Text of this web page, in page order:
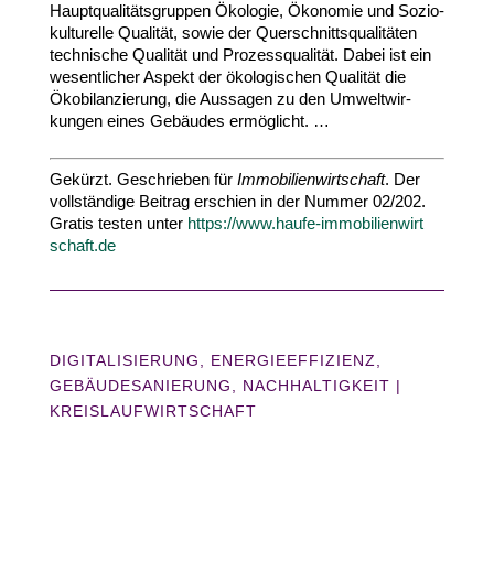
Haupt­qua­li­täts­gruppen Ökologie, Ökonomie und Sozio­
kul­tu­relle Qualität, sowie der Quer­schnitts­qua­li­täten
tech­nische Qualität und Prozess­qua­lität. Dabei ist ein
wesent­licher Aspekt der ökolo­gi­schen Qualität die
Ökobi­lan­zierung, die Aussagen zu den Umwelt­wir­
kungen eines Gebäudes ermöglicht. …
Gekürzt. Geschrieben für Immo­bi­li­en­wirt­schaft. Der
voll­ständige Beitrag erschien in der Nummer 02/​202.
Gratis testen unter https://​www​.haufe​-immo​bi​li​en​wirt​
schaft​.de
DIGITALISIERUNG ENERGIEEFFIZIENZ
GEBÄUDESANIERUNG
NACHHALTIGKEIT |
KREISLAUFWIRTSCHAFT